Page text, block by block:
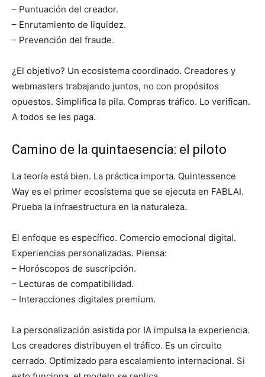
– Puntuación del creador.
– Enrutamiento de liquidez.
– Prevención del fraude.
¿El objetivo? Un ecosistema coordinado. Creadores y
webmasters trabajando juntos, no con propósitos
opuestos. Simplifica la pila. Compras tráfico. Lo verifican.
A todos se les paga.
Camino de la quintaesencia: el piloto
La teoría está bien. La práctica importa. Quintessence
Way es el primer ecosistema que se ejecuta en FABLAI.
Prueba la infraestructura en la naturaleza.
El enfoque es específico. Comercio emocional digital.
Experiencias personalizadas. Piensa:
– Horóscopos de suscripción.
– Lecturas de compatibilidad.
– Interacciones digitales premium.
La personalización asistida por IA impulsa la experiencia.
Los creadores distribuyen el tráfico. Es un circuito
cerrado. Optimizado para escalamiento internacional. Si